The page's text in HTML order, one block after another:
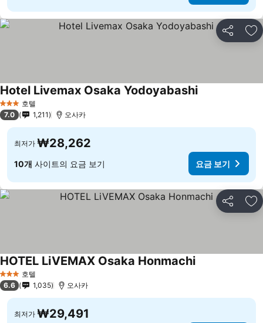
공유 즐
3 성급 호텔
Hotel Livemax Osaka Yodoyabashi요금 보기
7.0 1,211 오사카
최저가 ₩28,262
10개 사이트의 요금 보기 요금 보기
공유 즐
3 성급 호텔
HOTEL LiVEMAX Osaka Honmachi요금 보기
6.6 1,035 오사카
최저가 ₩29,491